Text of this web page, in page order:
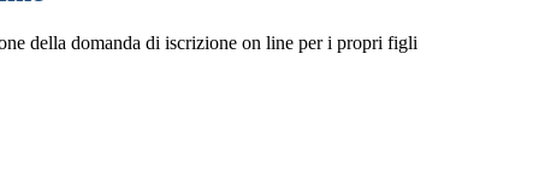
della domanda di iscrizione on line per i propri figli